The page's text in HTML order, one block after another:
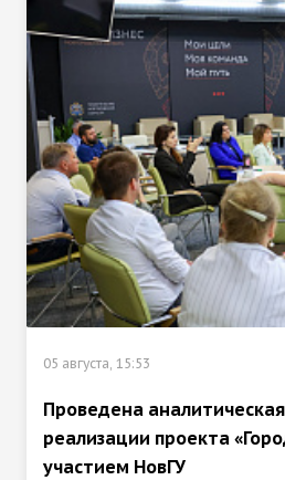
05 августа, 15:53
Проведена аналитическая
реализации проекта
участием НовГУ